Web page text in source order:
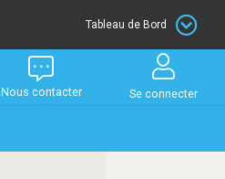
Tableau de Bord
Nous contacter Se connecter